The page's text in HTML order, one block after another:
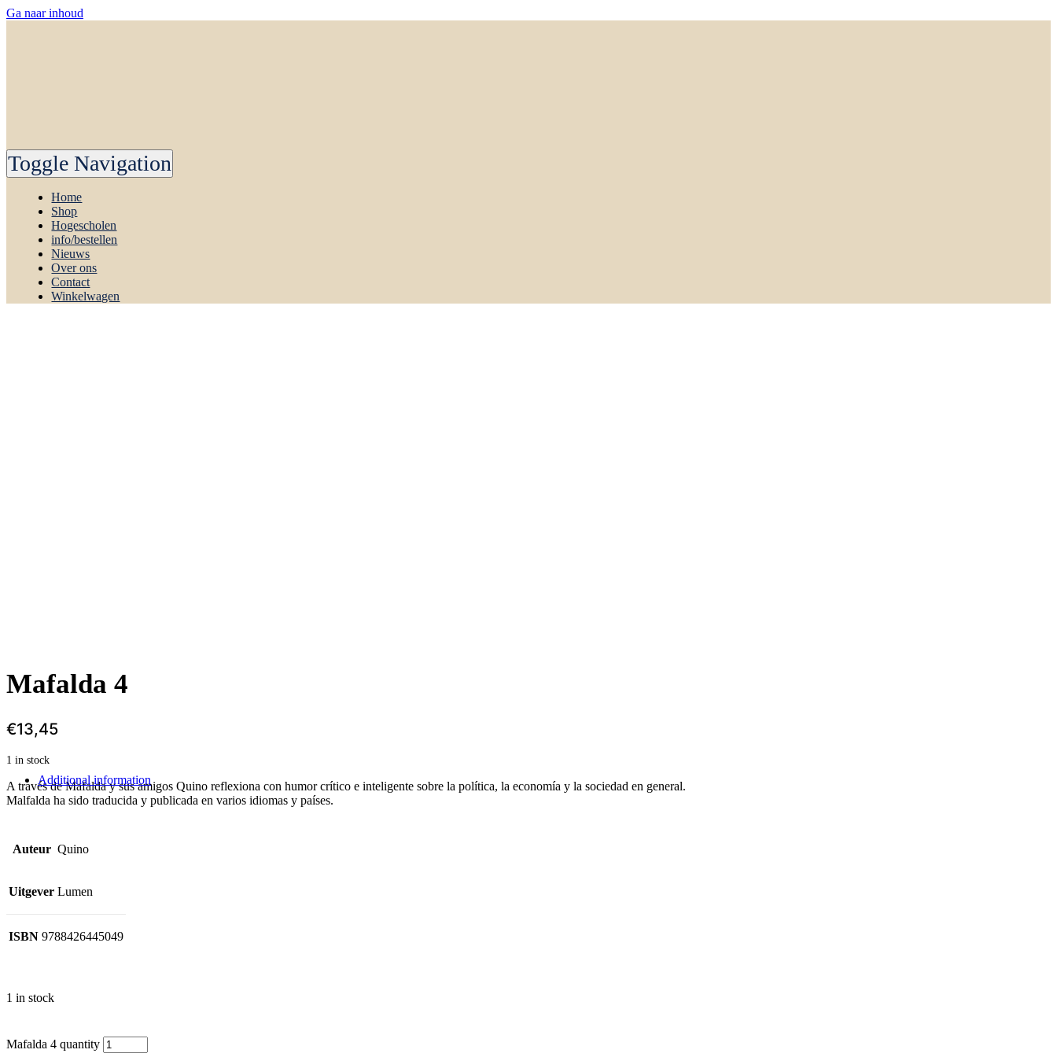
Ga naar inhoud
Toggle Navigation
Home
Shop
Hogescholen
info/bestellen
Nieuws
Over ons
Contact
Winkelwagen
Mafalda 4
€13,45
1 in stock
A través de Mafalda y sus amigos Quino reflexiona con humor crítico e inteligente sobre la política, la economía y la sociedad en general.
Malfalda ha sido traducida y publicada en varios idiomas y países.
Additional information
Auteur Quino
Uitgever Lumen
ISBN 9788426445049
1 in stock
Mafalda 4 quantity